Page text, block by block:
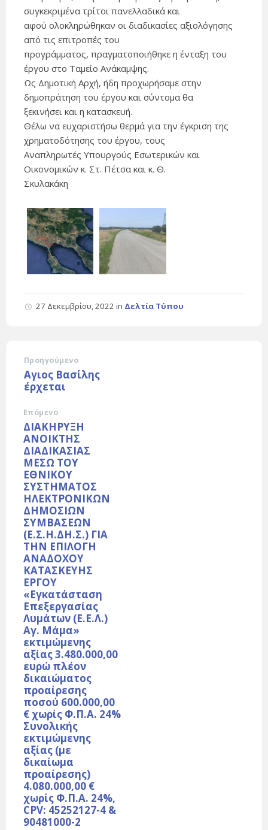
συγκεκριμένα τρίτοι πανελλαδικά και
αφού ολοκληρώθηκαν οι διαδικασίες αξιολόγησης
από τις επιτροπές του
προγράμματος, πραγματοποιήθηκε η ένταξη του
έργου στο Ταμείο Ανάκαμψης.
Ως Δημοτική Αρχή, ήδη προχωρήσαμε στην
δημοπράτηση του έργου και σύντομα θα
ξεκινήσει και η κατασκευή.
Θέλω να ευχαριστήσω θερμά για την έγκριση της
χρηματοδότησης του έργου, τους
Αναπληρωτές Υπουργούς Εσωτερικών και
Οικονομικών κ. Στ. Πέτσα και κ. Θ.
Σκυλακάκη
27 Δεκεμβρίου, 2022 in Δελτία Τύπου
Προηγούμενο
Αγιος Βασίλης
έρχεται
Επόμενο
ΔΙΑΚΗΡΥΞΗ
ΑΝΟΙΚΤΗΣ
ΔΙΑΔΙΚΑΣΙΑΣ
ΜΕΣΩ ΤΟΥ
ΕΘΝΙΚΟΥ
ΣΥΣΤΗΜΑΤΟΣ
ΗΛΕΚΤΡΟΝΙΚΩΝ
ΔΗΜΟΣΙΩΝ
ΣΥΜΒΑΣΕΩΝ
(Ε.Σ.Η.ΔΗ.Σ.) ΓΙΑ
ΤΗΝ ΕΠΙΛΟΓΗ
ΑΝΑΔΟΧΟΥ
ΚΑΤΑΣΚΕΥΗΣ
ΕΡΓΟΥ
«Εγκατάσταση
Επεξεργασίας
Λυμάτων (Ε.Ε.Λ.)
Αγ. Μάμα»
εκτιμώμενης
αξίας 3.480.000,00
ευρώ πλέον
δικαιώματος
προαίρεσης
ποσού 600.000,00
€ χωρίς Φ.Π.Α. 24%
Συνολικής
εκτιμώμενης
αξίας (με
δικαίωμα
προαίρεσης)
4.080.000,00 €
χωρίς Φ.Π.Α. 24%,
CPV: 45252127-4 &
90481000-2